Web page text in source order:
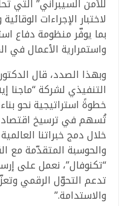
للأمن السيبراني” التي
لاختبار الإجراءات
بما يوفّر منظومة دفاع
واستمرارية الأعمال في
وبهذا الصدد، قال
التنفيذي لشركة “ماجنا
خطوةً استراتيجية نحو
تُسهم في ترسيخ
خلال دمج خبراتنا
والحوسبة المتقدّمة مع
“تكنوفال”، نعمل على
تدعم التحوّل الرقمي
والاستدامة.”